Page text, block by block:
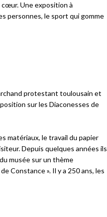
Une exposition à
personnes, le sport qui gomme
protestant toulousain et
sur les Diaconesses de
matériaux, le travail du papier
Depuis quelques années ils
musée sur un thème
Constance ». Il y a 250 ans, les